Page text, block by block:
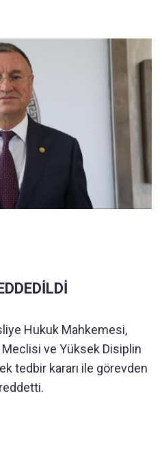
Hukuk Mahkemesi,
Meclisi ve Yüksek Disiplin
tedbir kararı ile görevden